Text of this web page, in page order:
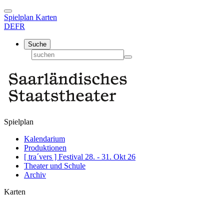
Spielplan Karten
DEFR
Suche
Spielplan
Kalendarium
Produktionen
[ tra´vers ] Festival 28. - 31. Okt 26
Theater und Schule
Archiv
Karten